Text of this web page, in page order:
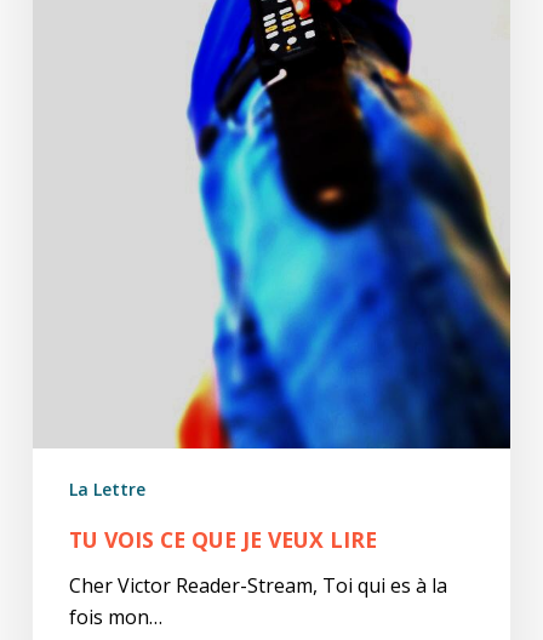
La Lettre
TU VOIS CE QUE JE VEUX LIRE
Cher Victor Reader-Stream, Toi qui es à la
fois mon…